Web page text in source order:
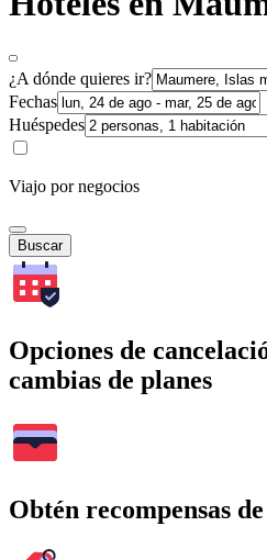
¿A dónde quieres ir?
Fechas
Huéspedes
Viajo por negocios
Buscar
Opciones de
cambias de planes
Obtén recompensas